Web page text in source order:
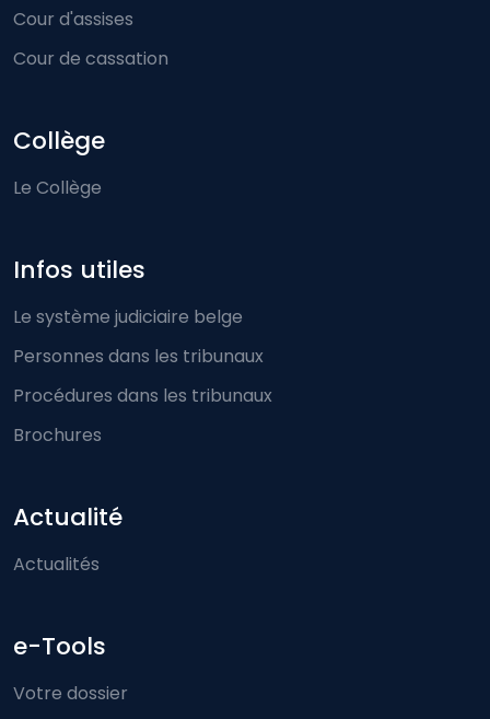
Cour d'assises
Cour de cassation
Collège
Le Collège
Infos utiles
Le système judiciaire belge
Personnes dans les tribunaux
Procédures dans les tribunaux
Brochures
Actualité
Actualités
e-Tools
Votre dossier